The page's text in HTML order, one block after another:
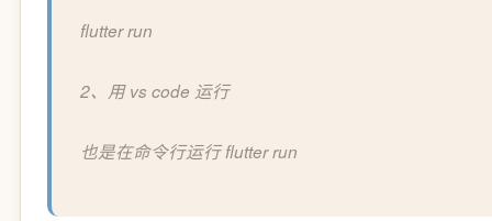
flutter run
2、用 vs code 运行
也是在命令行运行 flutter run